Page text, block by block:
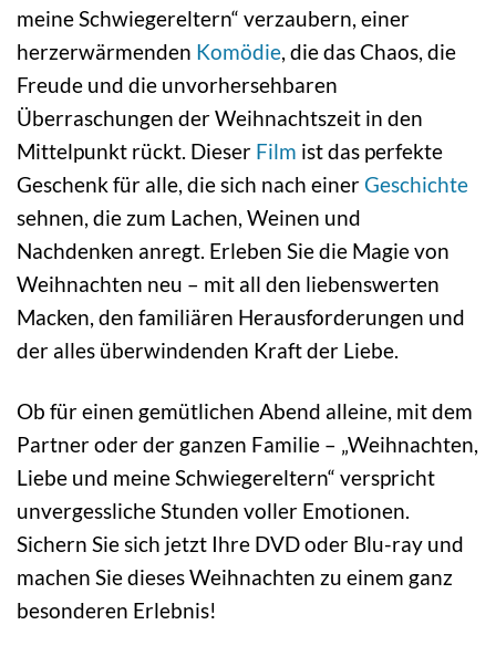
meine Schwiegereltern“ verzaubern, einer
herzerwärmenden Komödie, die das Chaos, die
Freude und die unvorhersehbaren
Überraschungen der Weihnachtszeit in den
Mittelpunkt rückt. Dieser Film ist das perfekte
Geschenk für alle, die sich nach einerGeschichte
sehnen, die zum Lachen, Weinen und
Nachdenken anregt. Erleben Sie die Magie von
Weihnachten neu – mit all den liebenswerten
Macken, den familiären Herausforderungen und
der alles überwindenden Kraft der Liebe.
Ob für einen gemütlichen Abend alleine, mit dem
Partner oder der ganzen Familie – „Weihnachten,
Liebe und meine Schwiegereltern“ verspricht
unvergessliche Stunden voller Emotionen.
Sichern Sie sich jetzt Ihre DVD oder Blu-ray und
machen Sie dieses Weihnachten zu einem ganz
besonderen Erlebnis!